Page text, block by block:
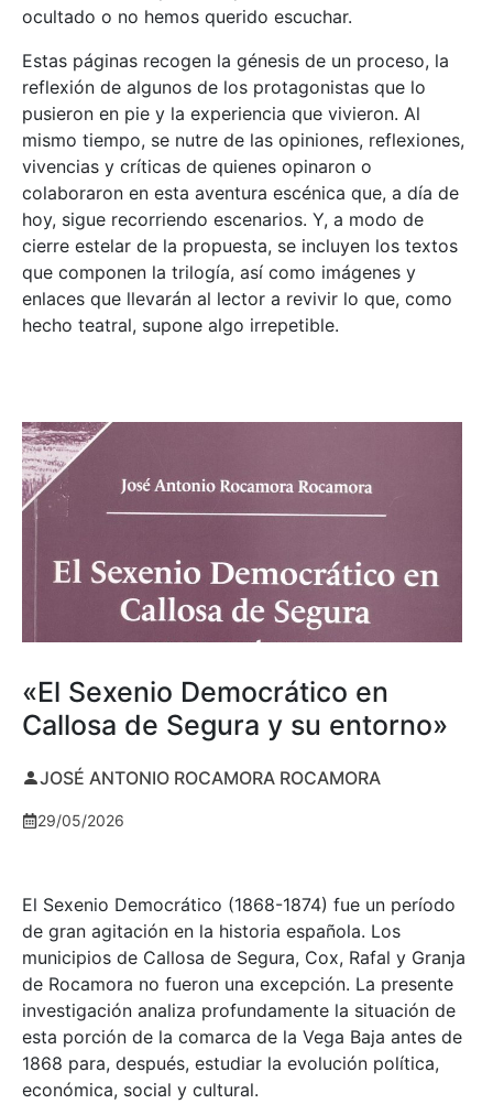
ocultado o no hemos querido escuchar.
Estas páginas recogen la génesis de un proceso, la
reflexión de algunos de los protagonistas que lo
pusieron en pie y la experiencia que vivieron. Al
mismo tiempo, se nutre de las opiniones, reflexiones,
vivencias y críticas de quienes opinaron o
colaboraron en esta aventura escénica que, a día de
hoy, sigue recorriendo escenarios. Y, a modo de
cierre estelar de la propuesta, se incluyen los textos
que componen la trilogía, así como imágenes y
enlaces que llevarán al lector a revivir lo que, como
hecho teatral, supone algo irrepetible.
«El Sexenio Democrático en
Callosa de Segura y su entorno»
JOSÉ ANTONIO ROCAMORA ROCAMORA
29/05/2026
El Sexenio Democrático (1868-1874) fue un período
de gran agitación en la historia española. Los
municipios de Callosa de Segura, Cox, Rafal y Granja
de Rocamora no fueron una excepción. La presente
investigación analiza profundamente la situación de
esta porción de la comarca de la Vega Baja antes de
1868 para, después, estudiar la evolución política,
económica, social y cultural.